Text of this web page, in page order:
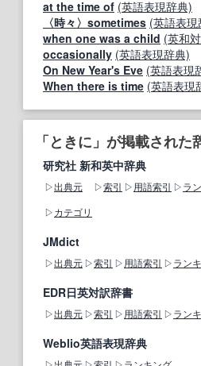
at the time of (英語表現辞典)
〈時々〉sometimes (英語表現
when one was a child (英和
occasionally (英語表現辞典)
On New Year's Eve (英語表現
When there is time (英語表現
「ときに」が掲載された
研究社 新和英中辞典
出典元 索引 用語索引
ラ
カテゴリ
JMdict
出典元 索引 用語索引 ラン
EDR日英対訳辞書
出典元 索引 用語索引 ラン
Weblio英語表現辞典